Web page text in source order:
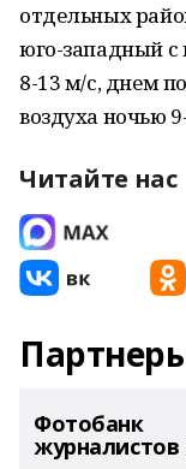
отдельных
юго-западный с
8-13 м/с, днем
воздуха ночью
Читайте нас
Фотобанк
журналистов